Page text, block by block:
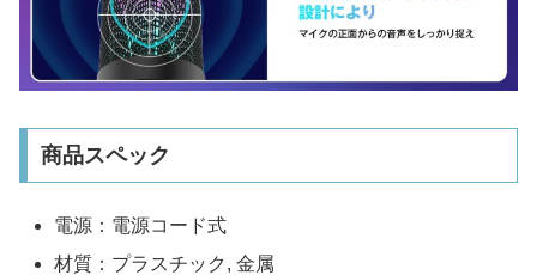
商品スペック
電源‎：電源コード式
材質‎：プラスチック, 金属